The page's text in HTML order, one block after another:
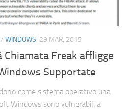
/ WINDOWS 29 MAR, 2015
Freak affligge
Supportate
come sistema operativo una
Windows sono vulnerabili a